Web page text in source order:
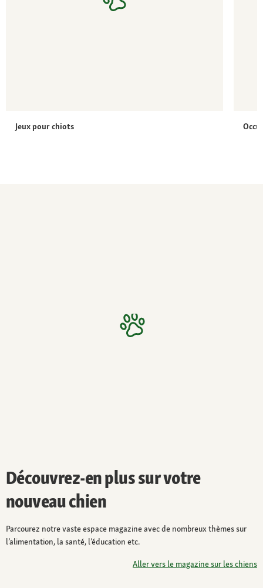
Jeux pour chiots
Découvrez-en plus sur votre
nouveau chien
Parcourez notre vaste espace magazine avec de nombreux thèmes sur
l’alimentation, la santé, l’éducation etc.
Aller vers le magazine sur les chiens